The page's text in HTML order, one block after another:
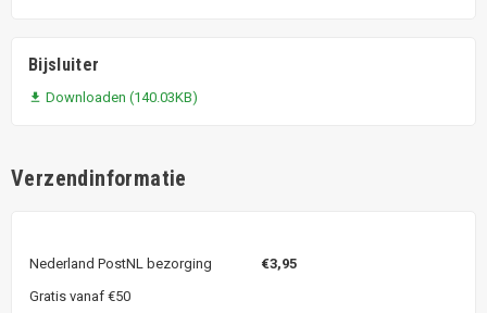
Bijsluiter
 Downloaden (140.03KB)
Verzendinformatie
Nederland PostNL bezorging €3,95
Gratis vanaf €50